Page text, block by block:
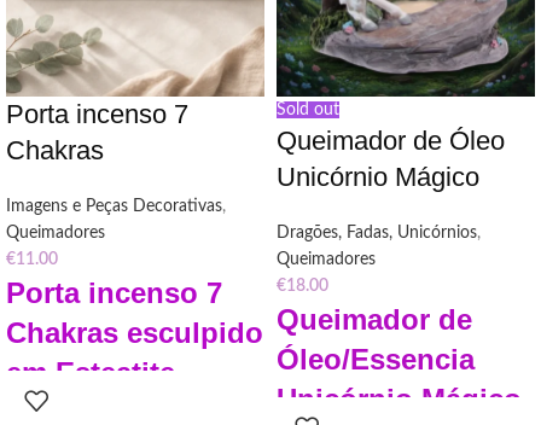
Porta incenso 7
Chakras
Imagens e Peças Decorativas,
Queimadores
€11.00
Porta incenso 7
Chakras esculpido
em Esteatite
"Descubra o encanto do Porta
Sold out
Queimador de Óleo
Unicórnio Mágico
Dragões, Fadas, Unicórnios,
Queimadores
€18.00
Queimador de
Óleo/Essencia
Unicórnio Mágico